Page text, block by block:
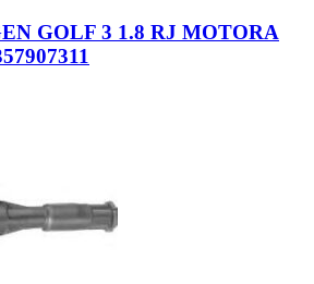
GOLF 3 1.8 RJ MOTORA